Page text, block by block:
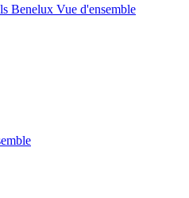
Benelux Vue d'ensemble